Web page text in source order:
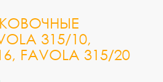
315/10,
FAVOLA 315/20